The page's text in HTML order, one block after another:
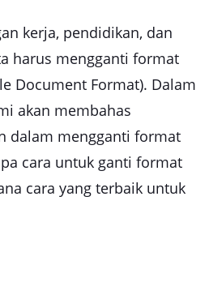
kerja, pendidikan, dan
harus mengganti format
Document Format). Dalam
akan membahas
dalam mengganti format
cara untuk ganti format
cara yang terbaik untuk